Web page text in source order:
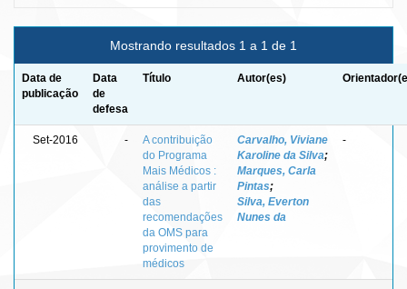
Mostrando resultados 1 a 1 de 1
Data de
publicação
Data
de
defesa
Título Autor(es)
Set-2016 -
A contribuição
do Programa
Mais Médicos :
análise a partir
das
recomendações
da OMS para
provimento de
médicos
Carvalho, Viviane
Karoline da Silva;
Marques, Carla
Pintas;
Silva, Everton
Nunes da
-